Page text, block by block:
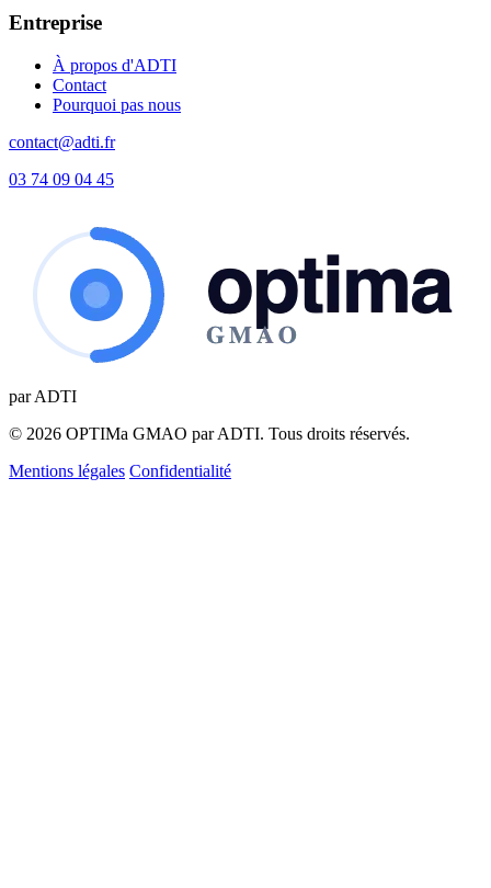
Entreprise
À propos d'ADTI
Contact
Pourquoi pas nous
contact@adti.fr
03 74 09 04 45
par ADTI
© 2026 OPTIMa GMAO par ADTI. Tous droits réservés.
Mentions légales Confidentialité